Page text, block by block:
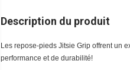
Description du produit
Les repose-pieds Jitsie Grip offrent un
performance et de durabilité!